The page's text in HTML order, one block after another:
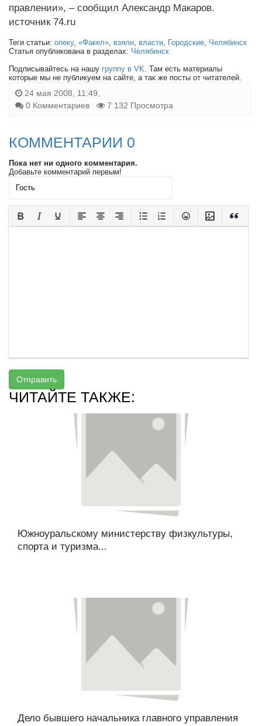
правлении», – сообщил Александр Макаров.
источник 74.ru
Теги статьи: опеку, «Факел» взяли власти Городские Челябинск
Статья опубликована в разделах: Челябинск
Подписывайтесь на нашу группу в VK . Там есть материалы
которые мы не публикуем на сайте, а так же посты от читателей.
24 мая 2008, 11:49,
0 Комментариев
7 132 Просмотра
КОММЕНТАРИИ 0
Пока нет ни одного комментария.
Добавьте комментарий первым!
Отправить
ЧИТАЙТЕ ТАКЖЕ:
Южноуральскому министерству физкультуры,
спорта и туризма...
Дело бывшего начальника главного управления